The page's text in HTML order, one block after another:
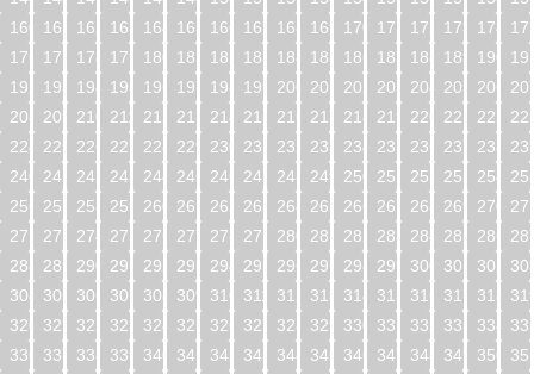
160
161 162 163 164 165 166 167 168 169 170 171 172 173 174
176
177 178 179 180 181 182 183 184 185 186 187 188 189 190
192
193 194 195 196 197 198 199 200 201 202 203 204 205 206
208
209 210 211 212 213 214 215 216 217 218 219 220 221 222
224
225 226 227 228 229 230 231 232 233 234 235 236 237 238
240
241 242 243 244 245 246 247 248 249 250 251 252 253 254
256
257 258 259 260 261 262 263 264 265 266 267 268 269 270
272
273 274 275 276 277 278 279 280 281 282 283 284 285 286
288
289 290 291 292 293 294 295 296 297 298 299 300 301 302
304
305 306 307 308 309 310 311 312 313 314 315 316 317 318
320
321 322 323 324 325 326 327 328 329 330 331 332 333 334
336
337 338 339 340 341 342 343 344 345 346 347 348 349 350